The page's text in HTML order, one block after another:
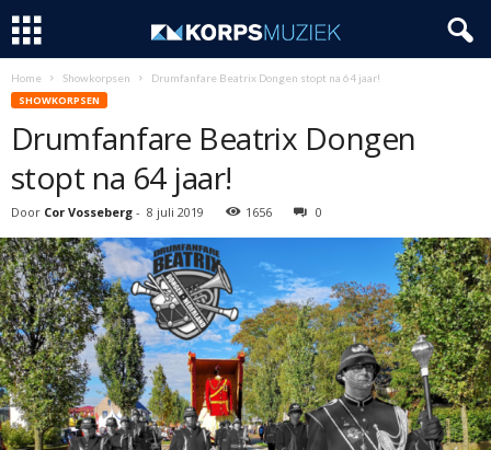
Home Showkorpsen Drumfanfare Beatrix Dongen stopt na 64 jaar!
SHOWKORPSEN
Drumfanfare Beatrix Dongen
stopt na 64 jaar!
Door Cor Vosseberg - 8 juli 2019 1656 0